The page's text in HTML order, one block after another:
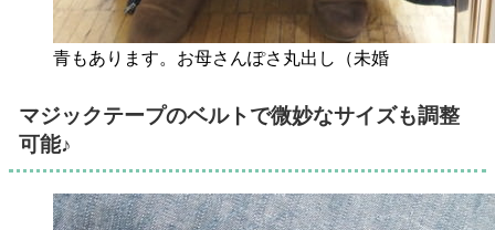
青もあります。お母さんぽさ丸出し（未婚
マジックテープのベルトで微妙なサイズも調整
可能♪